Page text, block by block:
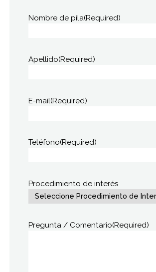
Nombre de pila(Required)
Apellido(Required)
E-mail(Required)
Teléfono(Required)
Procedimiento de interés
Pregunta / Comentario(Required)